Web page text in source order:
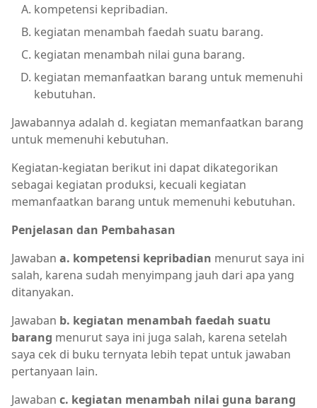
kompetensi kepribadian.
kegiatan menambah faedah suatu barang.
kegiatan menambah nilai guna barang.
kegiatan memanfaatkan barang untuk memenuhi
kebutuhan.
Jawabannya adalah d. kegiatan memanfaatkan barang
untuk memenuhi kebutuhan.
Kegiatan-kegiatan berikut ini dapat dikategorikan
sebagai kegiatan produksi, kecuali kegiatan
memanfaatkan barang untuk memenuhi kebutuhan.
Penjelasan dan Pembahasan
Jawaban a. kompetensi kepribadian menurut saya ini
salah, karena sudah menyimpang jauh dari apa yang
ditanyakan.
Jawaban b. kegiatan menambah faedah suatu
barang menurut saya ini juga salah, karena setelah
saya cek di buku ternyata lebih tepat untuk jawaban
pertanyaan lain.
Jawaban c. kegiatan menambah nilai guna barang